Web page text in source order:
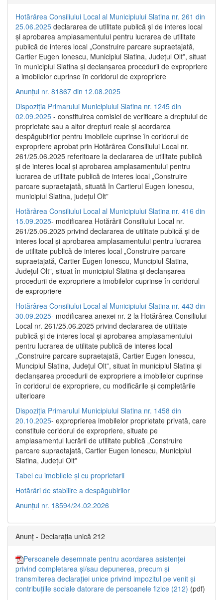
Hotărârea Consiliului Local al Municipiului Slatina nr. 261 din
25.06.2025 declararea de utilitate publică și de interes local
și aprobarea amplasamentului pentru lucrarea de utilitate
publică de interes local „Construire parcare supraetajată,
Cartier Eugen Ionescu, Municipiul Slatina, Județul Olt”, situat
în municipiul Slatina și declanșarea procedurii de expropriere
a imobilelor cuprinse în coridorul de expropriere
Anunțul nr. 81867 din 12.08.2025
Dispoziția Primarului Municipiului Slatina nr. 1245 din
02.09.2025 - constituirea comisiei de verificare a dreptului de
proprietate sau a altor drepturi reale și acordarea
despăgubirilor pentru imobilele cuprinse în coridorul de
expropriere aprobat prin Hotărârea Consiliului Local nr.
261/25.06.2025 referitoare la declararea de utilitate publică
și de interes local și aprobarea amplasamentului pentru
lucrarea de utilitate publică de interes local „Construire
parcare supraetajată, situată în Cartierul Eugen Ionescu,
municipiul Slatina, județul Olt”
Hotărârea Consiliului Local al Municipiului Slatina nr. 416 din
15.09.2025- modificarea Hotărârii Consiliului Local nr.
261/25.06.2025 privind declararea de utilitate publică și de
interes local și aprobarea amplasamentului pentru lucrarea
de utilitate publică de interes local „Construire parcare
supraetajată, Cartier Eugen Ionescu, Muncipiul Slatina,
Județul Olt”, situat în municipiul Slatina și declanșarea
procedurii de expropriere a imobilelor cuprinse în coridorul
de expropriere
Hotărârea Consiliului Local al Municipiului Slatina nr. 443 din
30.09.2025- modificarea anexei nr. 2 la Hotărârea Consiliului
Local nr. 261/25.06.2025 privind declararea de utilitate
publică şi de interes local şi aprobarea amplasamentului
pentru lucrarea de utilitate publică de interes local
„Construire parcare supraetajată, Cartier Eugen Ionescu,
Muncipiul Slatina, Judeţul Olt”, situat în municipiul Slatina şi
declanşarea procedurii de expropriere a imobilelor cuprinse
în coridorul de expropriere, cu modificările şi completările
ulterioare
Dispoziția Primarului Municipiului Slatina nr. 1458 din
20.10.2025- exproprierea imobilelor proprietate privată, care
constituie coridorul de expropriere, situate pe
amplasamentul lucrării de utilitate publică „Construire
parcare supraetajată, Cartier Eugen Ionescu, Municipiul
Slatina, Județul Olt”
Tabel cu imobilele și cu proprietarii
Hotărâri de stabilire a despăgubirilor
Anunțul nr. 18594/24.02.2026
Anunț - Declarația unică 212
Persoanele desemnate pentru acordarea asistenței
privind completarea și/sau depunerea, precum și
transmiterea declarației unice privind impozitul pe venit și
contribuțiile sociale datorare de persoanele fizice (212) (pdf)